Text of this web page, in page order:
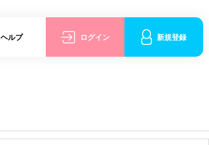
ヘルプ ログイン 新規登録